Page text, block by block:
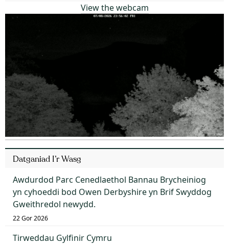
View the webcam
Datganiad I’r Wasg
Awdurdod Parc Cenedlaethol Bannau Brycheiniog
yn cyhoeddi bod Owen Derbyshire yn Brif Swyddog
Gweithredol newydd.
22 Gor 2026
Tirweddau Gylfinir Cymru